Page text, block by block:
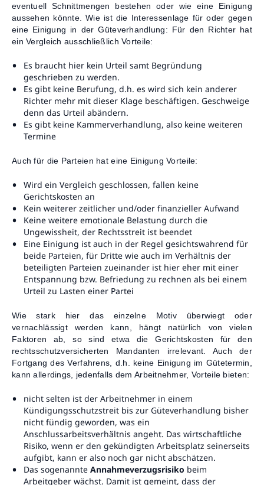
eventuell Schnittmengen bestehen oder wie eine Einigung
aussehen könnte. Wie ist die Interessenlage für oder gegen
eine Einigung in der Güteverhandlung: Für den Richter hat
ein Vergleich ausschließlich Vorteile:
Es braucht hier kein Urteil samt Begründung
geschrieben zu werden.
Es gibt keine Berufung, d.h. es wird sich kein anderer
Richter mehr mit dieser Klage beschäftigen. Geschweige
denn das Urteil abändern.
Es gibt keine Kammerverhandlung, also keine weiteren
Termine
Auch für die Parteien hat eine Einigung Vorteile:
Wird ein Vergleich geschlossen, fallen keine
Gerichtskosten an
Kein weiterer zeitlicher und/oder finanzieller Aufwand
Keine weitere emotionale Belastung durch die
Ungewissheit, der Rechtsstreit ist beendet
Eine Einigung ist auch in der Regel gesichtswahrend für
beide Parteien, für Dritte wie auch im Verhältnis der
beteiligten Parteien zueinander ist hier eher mit einer
Entspannung bzw. Befriedung zu rechnen als bei einem
Urteil zu Lasten einer Partei
Wie stark hier das einzelne Motiv überwiegt oder
vernachlässigt werden kann, hängt natürlich von vielen
Faktoren ab, so sind etwa die Gerichtskosten für den
rechtsschutzversicherten Mandanten irrelevant. Auch der
Fortgang des Verfahrens, d.h. keine Einigung im Gütetermin,
kann allerdings, jedenfalls dem Arbeitnehmer, Vorteile bieten:
nicht selten ist der Arbeitnehmer in einem
Kündigungsschutzstreit bis zur Güteverhandlung bisher
nicht fündig geworden, was ein
Anschlussarbeitsverhältnis angeht. Das wirtschaftliche
Risiko, wenn er den gekündigten Arbeitsplatz seinerseits
aufgibt, kann er also noch gar nicht abschätzen.
Das sogenannte Annahmeverzugsrisiko beim
Arbeitgeber wächst. Damit ist gemeint, dass der